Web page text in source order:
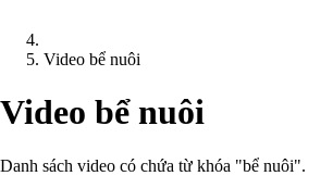
Video bể nuôi
Video bể nuôi
Danh sách video có chứa từ khóa "bể nuôi".